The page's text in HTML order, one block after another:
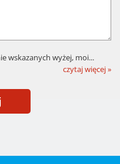
wskazanych wyżej, moi...
czytaj więcej »